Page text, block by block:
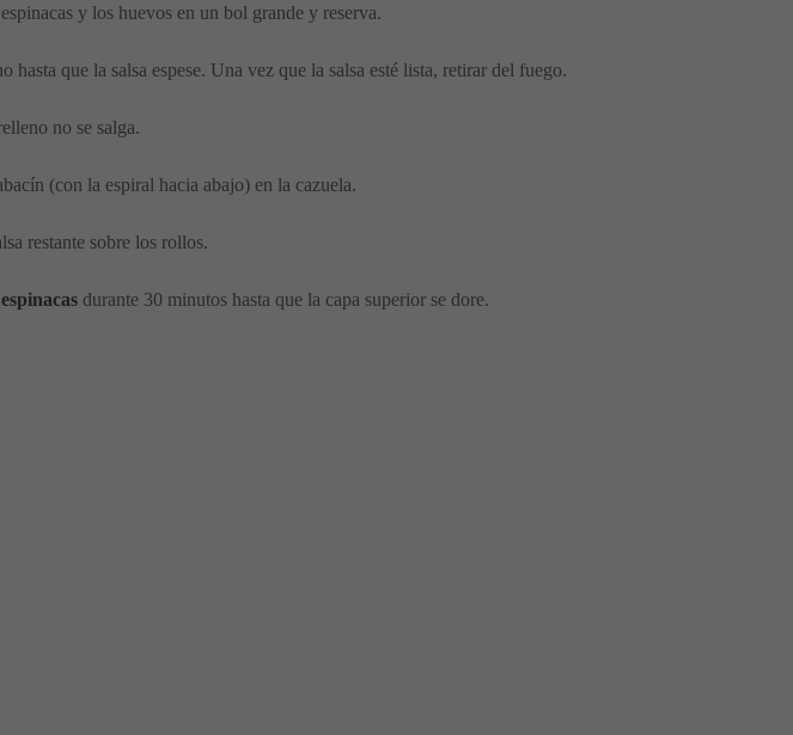
y los huevos en un bol grande y reserva.
que la salsa espese. Una vez que la salsa esté lista, retirar del fuego.
no se salga.
(con la espiral hacia abajo) en la cazuela.
restante sobre los rollos.
durante 30 minutos hasta que la capa superior se dore.